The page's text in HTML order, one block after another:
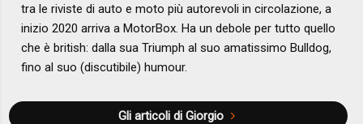
tra le riviste di auto e moto più autorevoli in circolazione, a
inizio 2020 arriva a MotorBox. Ha un debole per tutto quello
che è british: dalla sua Triumph al suo amatissimo Bulldog,
fino al suo (discutibile) humour.
Gli articoli di Giorgio